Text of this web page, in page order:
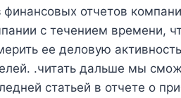
отчетов
с течением времени,
ее деловую
.читать дальше мы
статьей в отчете о